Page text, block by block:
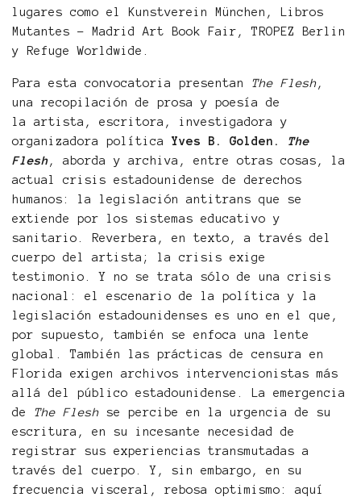
lugares como el Kunstverein München, Libros
Mutantes - Madrid Art Book Fair, TROPEZ Berlin
y Refuge Worldwide.
Para esta convocatoria presentan The Flesh,
una recopilación de prosa y poesía de
la artista, escritora, investigadora y
organizadora política Yves B. Golden. The
Flesh, aborda y archiva, entre otras cosas, la
actual crisis estadounidense de derechos
humanos: la legislación antitrans que se
extiende por los sistemas educativo y
sanitario. Reverbera, en texto, a través del
cuerpo del artista; la crisis exige
testimonio. Y no se trata sólo de una crisis
nacional: el escenario de la política y la
legislación estadounidenses es uno en el que,
por supuesto, también se enfoca una lente
global. También las prácticas de censura en
Florida exigen archivos intervencionistas más
allá del público estadounidense. La emergencia
de
The Flesh se percibe en la urgencia de su
escritura, en su incesante necesidad de
registrar sus experiencias transmutadas a
través del cuerpo. Y, sin embargo, en su
frecuencia visceral, rebosa optimismo: aquí